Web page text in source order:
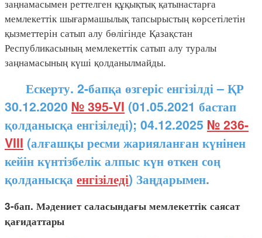
заңнамасымен реттелген құқықтық қатынастарға
мемлекеттік шығармашылық тапсырыстың көрсетілетін
қызметтерін сатып алу бөлігінде Қазақстан
Республикасының мемлекеттік сатып алу туралы
заңнамасының күші қолданылмайды.
Ескерту. 2-бапқа өзгеріс енгізілді – ҚР
30.12.2020 № 395-VI (01.05.2021 бастап
қолданысқа енгізіледі); 04.12.2025 № 236-
VIII (алғашқы ресми жарияланған күнінен
кейін күнтізбелік алпыс күн өткен соң
қолданысқа енгізіледі) Заңдарымен.
3-бап. Мәдениет саласындағы мемлекеттік саясат
қағидаттары